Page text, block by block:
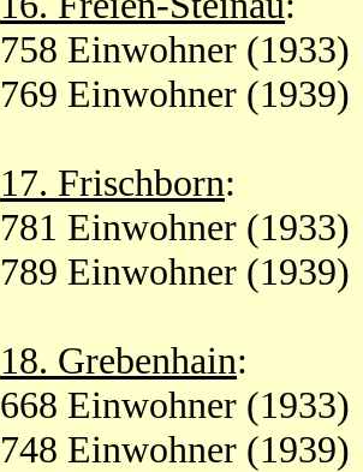
758 Einwohner (1933)
769 Einwohner (1939)
17. Frischborn:
781 Einwohner (1933)
789 Einwohner (1939)
18. Grebenhain:
668 Einwohner (1933)
748 Einwohner (1939)